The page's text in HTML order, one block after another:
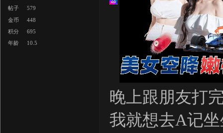
帖子
579
金币
448
积分
695
年龄
10.5
晚上跟朋友打
我就想去A记